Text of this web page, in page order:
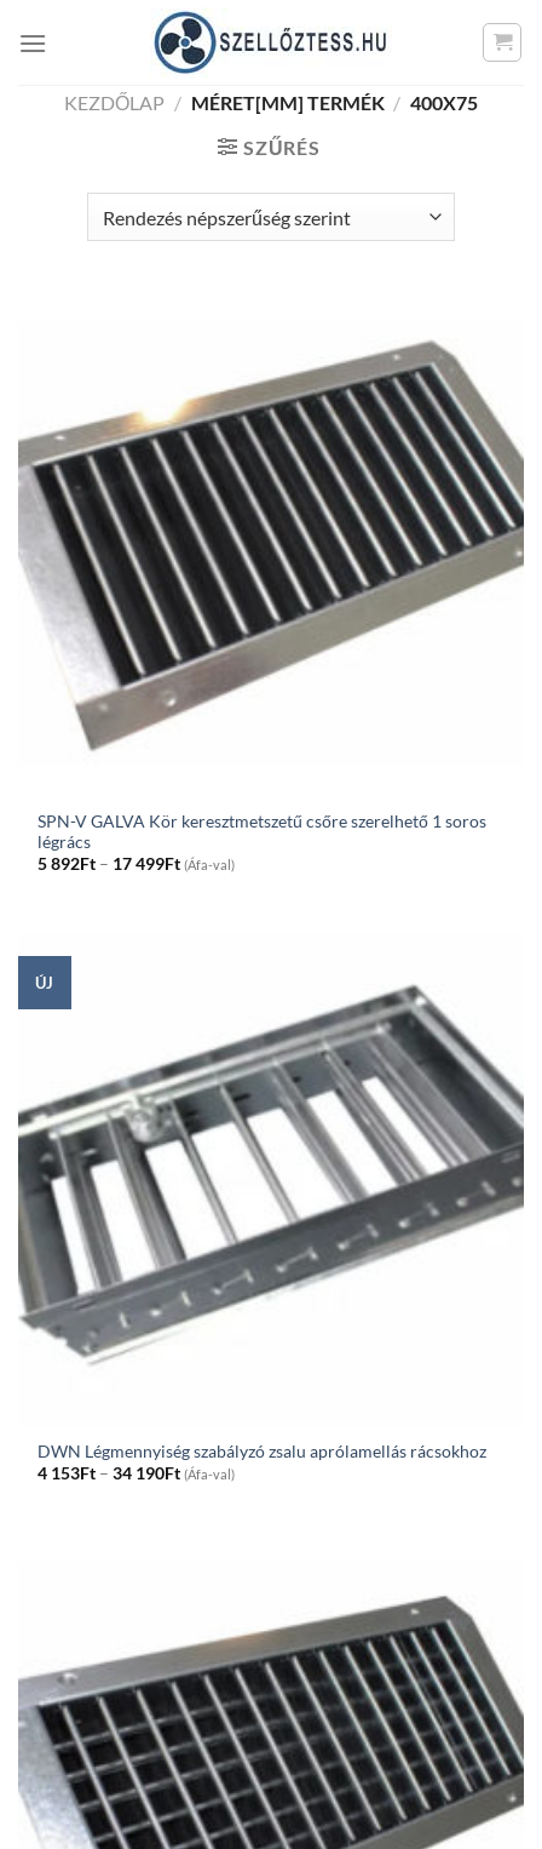
KEZDŐLAP / MÉRET[MM] TERMÉK / 400X75
SZŰRÉS
SPN-V GALVA Kör keresztmetszetű csőre szerelhető 1 soros
légrács
5 892Ft – 17 499FtPrice
range:
(Áfa-val)
ÚJ
DWN Légmennyiség szabályzó zsalu aprólamellás rácsokhoz
4 153Ft – 34 190FtPrice
range:
(Áfa-val)